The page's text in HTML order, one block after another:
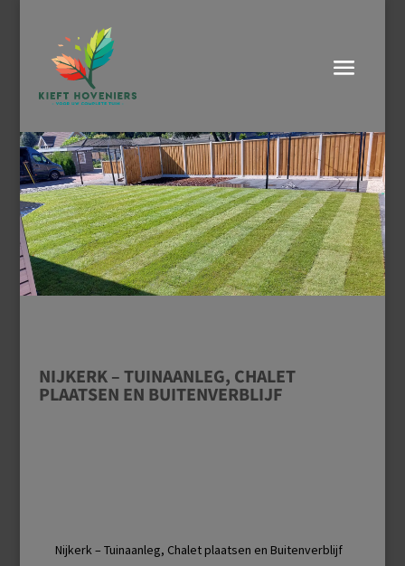
NIJKERK – TUINAANLEG, CHALET
PLAATSEN EN BUITENVERBLIJF
Nijkerk – Tuinaanleg, Chalet plaatsen en Buitenverblijf